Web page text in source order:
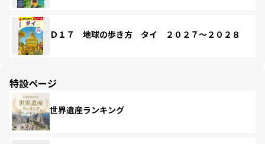
Ｄ１７ 地球の歩き方 タイ ２０２７～２０２８
特設ページ
世界遺産ランキング